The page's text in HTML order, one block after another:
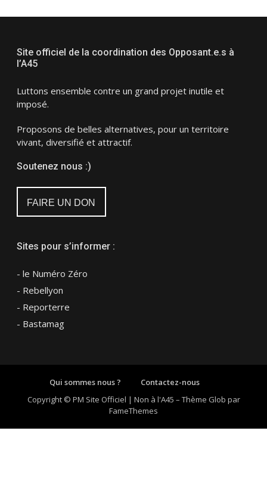
Site officiel de la coordination des Opposant.e.s à
l’A45
Luttons ensemble contre un grand projet inutile et
imposé.
Proposons de belles alternatives, pour un territoire
vivant, diversifié et attractif.
Soutenez nous :)
FAIRE UN DON
Sites pour s’informer :
- le Numéro Zéro
- Rebellyon
- Reporterre
- Bastamag
Qui sommes nous ?
Contactez-nous
Copyright © PM Site Officiel | Non à l'A45 – Thème Glob par
FameThemes